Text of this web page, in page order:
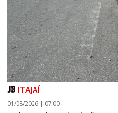
ITAJAÍ
01/08/2026 | 07:00